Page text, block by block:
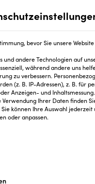
bevor Sie unsere
und andere Technologien auf
während andere uns
zu verbessern.
(z. B. IP-Adressen), z. B. für
Anzeigen- und Inhaltsmessung.
Ihrer Daten finden
Sie können Ihre Auswahl jederzeit
oder anpassen.
der Service-Gruppen,